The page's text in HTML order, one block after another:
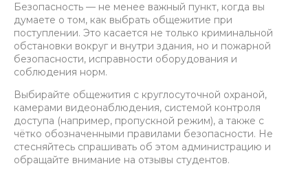
Безопасность — не менее важный пункт, когда вы
думаете о том, как выбрать общежитие при
поступлении. Это касается не только криминальной
обстановки вокруг и внутри здания, но и пожарной
безопасности, исправности оборудования и
соблюдения норм.
Выбирайте общежития с круглосуточной охраной,
камерами видеонаблюдения, системой контроля
доступа (например, пропускной режим), а также с
чётко обозначенными правилами безопасности. Не
стесняйтесь спрашивать об этом администрацию и
обращайте внимание на отзывы студентов.